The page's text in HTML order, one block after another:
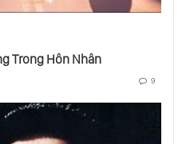
Trong Hôn Nhân
9